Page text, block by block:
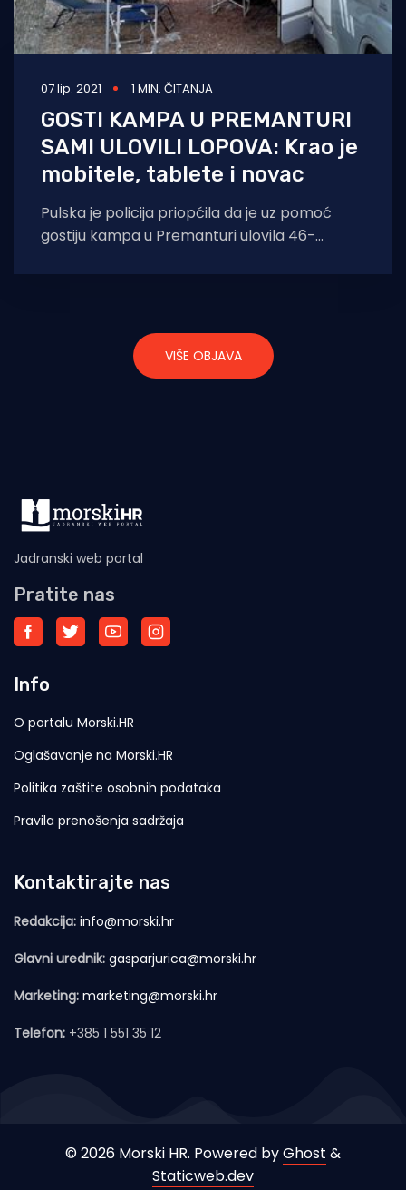
07 lip. 2021 1 MIN. ČITANJA
GOSTI KAMPA U PREMANTURI
SAMI ULOVILI LOPOVA: Krao je
mobitele, tablete i novac
Pulska je policija priopćila da je uz pomoć
gostiju kampa u Premanturi ulovila 46-
VIŠE OBJAVA
Jadranski web portal
Pratite nas
Info
O portalu Morski.HR
Oglašavanje na Morski.HR
Politika zaštite osobnih podataka
Pravila prenošenja sadržaja
Kontaktirajte nas
Redakcija: info@morski.hr
Glavni urednik: gasparjurica@morski.hr
Marketing: marketing@morski.hr
Telefon: +385 1 551 35 12
© 2026 Morski HR. Powered byGhost &
Staticweb.dev